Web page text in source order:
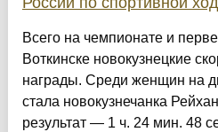
Всего на чемпионате и
Воткинске новокузнецкие
награды. Среди женщин на
стала новокузнечанка
результат — 1 ч. 24 мин. 48